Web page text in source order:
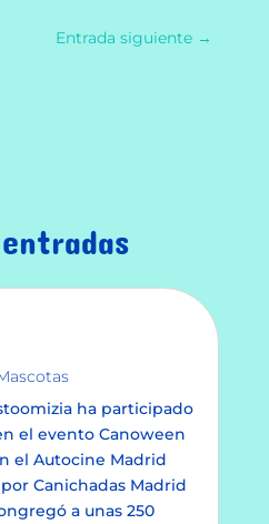
Entrada siguiente →
ha participado
el evento Canoween
el Autocine Madrid
Canichadas Madrid
a unas 250